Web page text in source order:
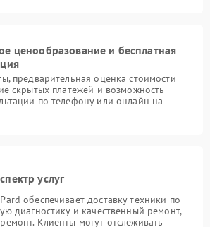
ценообразование и бесплатная
предварительная оценка стоимости
скрытых платежей и возможность
по телефону или онлайн на
услуг
обеспечивает доставку техники по
диагностику и качественный ремонт,
Клиенты могут отслеживать